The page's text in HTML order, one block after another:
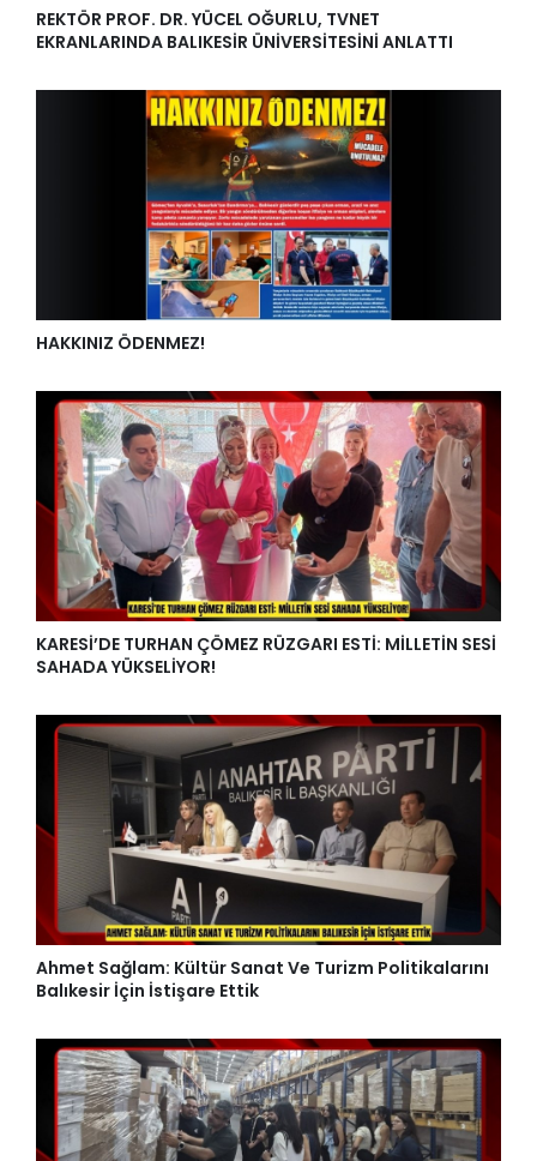
REKTÖR PROF. DR. YÜCEL OĞURLU, TVNET
EKRANLARINDA BALIKESİR ÜNİVERSİTESİNİ ANLATTI
HAKKINIZ ÖDENMEZ!
KARESİ’DE TURHAN ÇÖMEZ RÜZGARI ESTİ: MİLLETİN SESİ
SAHADA YÜKSELİYOR!
Ahmet Sağlam: Kültür Sanat Ve Turizm Politikalarını
Balıkesir İçin İstişare Ettik